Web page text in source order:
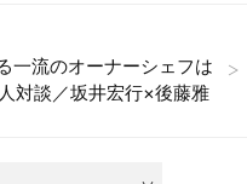
一流のオーナーシェフは
対談／坂井宏行×後藤雅